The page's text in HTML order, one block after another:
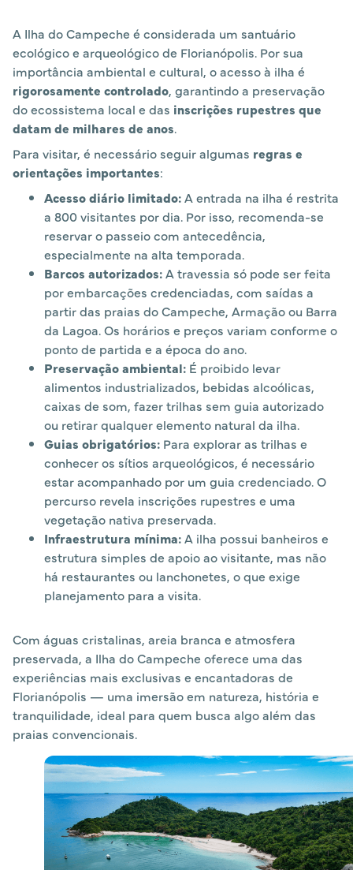
A Ilha do Campeche é considerada um santuário
ecológico e arqueológico de Florianópolis. Por sua
importância ambiental e cultural, o acesso à ilha é
rigorosamente controlado, garantindo a preservação
do ecossistema local e das inscrições rupestres que
datam de milhares de anos.
Para visitar, é necessário seguir algumas regras e
orientações importantes:
Acesso diário limitado:A entrada na ilha é restrita
a 800 visitantes por dia. Por isso, recomenda-se
reservar o passeio com antecedência,
especialmente na alta temporada.
Barcos autorizados:A travessia só pode ser feita
por embarcações credenciadas, com saídas a
partir das praias do Campeche, Armação ou Barra
da Lagoa. Os horários e preços variam conforme o
ponto de partida e a época do ano.
Preservação ambiental: É proibido levar
alimentos industrializados, bebidas alcoólicas,
caixas de som, fazer trilhas sem guia autorizado
ou retirar qualquer elemento natural da ilha.
Guias obrigatórios: Para explorar as trilhas e
conhecer os sítios arqueológicos, é necessário
estar acompanhado por um guia credenciado. O
percurso revela inscrições rupestres e uma
vegetação nativa preservada.
Infraestrutura mínima:A ilha possui banheiros e
estrutura simples de apoio ao visitante, mas não
há restaurantes ou lanchonetes, o que exige
planejamento para a visita.
Com águas cristalinas, areia branca e atmosfera
preservada, a Ilha do Campeche oferece uma das
experiências mais exclusivas e encantadoras de
Florianópolis — uma imersão em natureza, história e
tranquilidade, ideal para quem busca algo além das
praias convencionais.